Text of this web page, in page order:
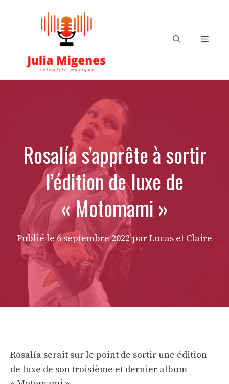
Menu
Rosalía s’apprête à sortir
l’édition de luxe de
« Motomami »
Publié le6 septembre 2022 par Lucas et Claire
Rosalía serait sur le point de sortir une édition
de luxe de son troisième et dernier album